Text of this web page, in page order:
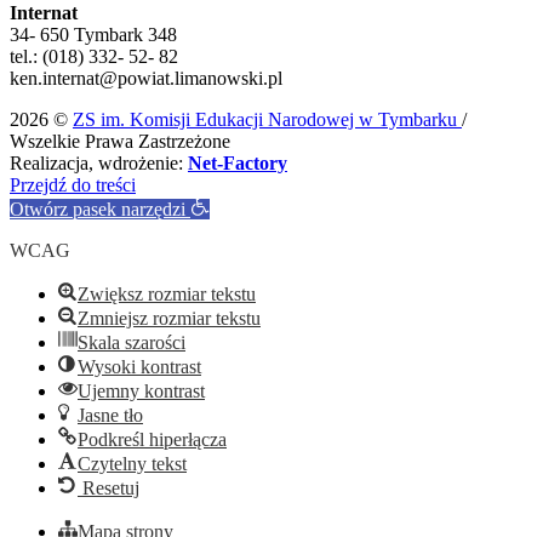
Internat
34- 650 Tymbark 348
tel.: (018) 332- 52- 82
ken.internat@powiat.limanowski.pl
2026 © ZS im. Komisji Edukacji Narodowej w Tymbarku /
Wszelkie Prawa Zastrzeżone
Realizacja, wdrożenie: Net-Factory
Przejdź do treści
Otwórz pasek narzędzi
WCAG
Zwiększ rozmiar tekstu
Zmniejsz rozmiar tekstu
Skala szarości
Wysoki kontrast
Ujemny kontrast
Jasne tło
Podkreśl hiperłącza
Czytelny tekst
Resetuj
Mapa strony